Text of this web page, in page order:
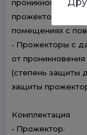
проникновения
прожекторы
помещениях с
• Прожекторы с
от
(степень защиты
защиты
Комплектация
• Прожектор.